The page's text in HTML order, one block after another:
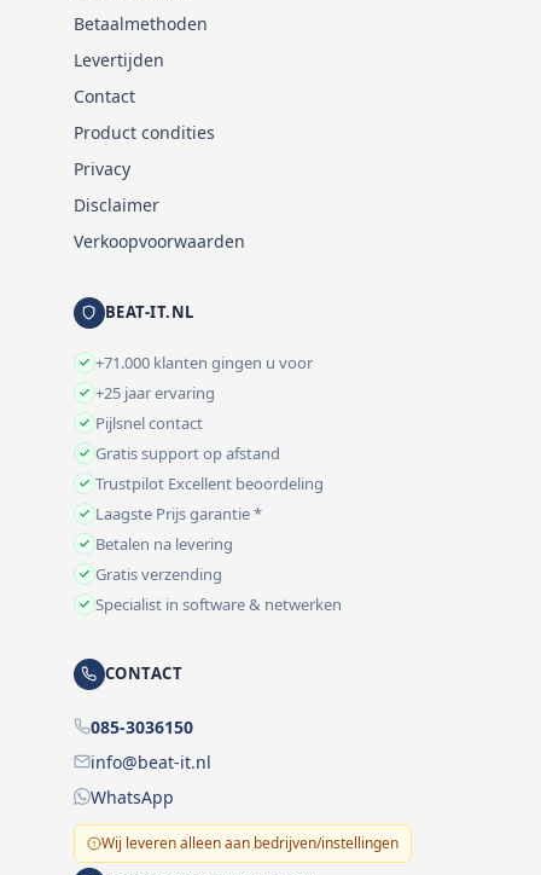
Betaalmethoden
Levertijden
Contact
Product condities
Privacy
Disclaimer
Verkoopvoorwaarden
BEAT-IT.NL
+71.000 klanten gingen u voor
+25 jaar ervaring
Pijlsnel contact
Gratis support op afstand
Trustpilot Excellent beoordeling
Laagste Prijs garantie *
Betalen na levering
Gratis verzending
Specialist in software & netwerken
CONTACT
085-3036150
info@beat-it.nl
WhatsApp
Wij leveren alleen aan bedrijven/instellingen